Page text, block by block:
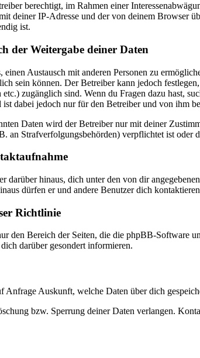
berechtigt, im Rahmen einer
deiner IP-Adresse und der von deinem Browser
ist.
der Weitergabe deiner Daten
einen Austausch mit anderen Personen zu
sein können. Der Betreiber kann jedoch
zugänglich sind. Wenn du Fragen dazu hast,
ist dabei jedoch nur für den Betreiber und von ihm
Daten wird der Betreiber nur mit deiner
an Strafverfolgungsbehörden) verpflichtet ist oder
darüber hinaus, dich unter den von dir
dürfen er und andere Benutzer dich
Richtlinie
den Bereich der Seiten, die die phpBB-Software
darüber gesondert informieren.
Anfrage Auskunft, welche Daten über dich
bzw. Sperrung deiner Daten verlangen.